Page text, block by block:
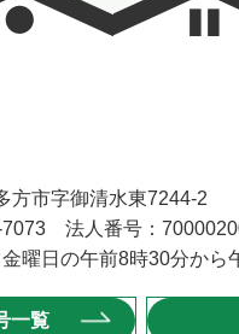
方市字御清水東7244-2
7073 法人番号：
曜日の午前8時30分から
一覧